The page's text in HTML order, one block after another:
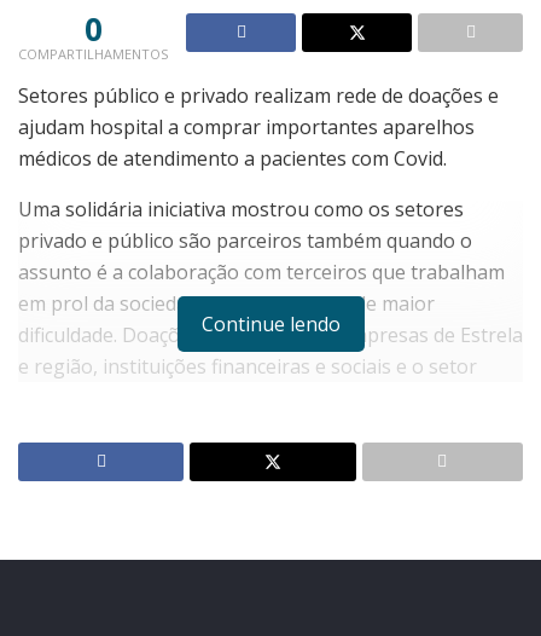
0
COMPARTILHAMENTOS
Setores público e privado realizam rede de doações e
ajudam hospital a comprar importantes aparelhos
médicos de atendimento a pacientes com Covid.
Uma solidária iniciativa mostrou como os setores
privado e público são parceiros também quando o
assunto é a colaboração com terceiros que trabalham
em prol da sociedade nos momentos de maior
dificuldade. Doações realizadas por empresas de Estrela
e região, instituições financeiras e sociais e o setor
momento exclusivamente em procedimentos de
Continue lendo